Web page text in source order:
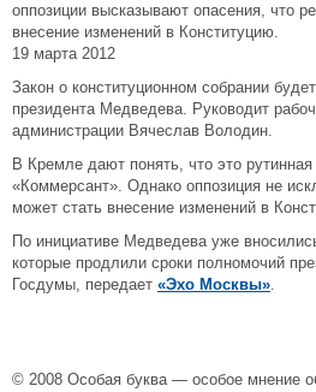
оппозиции высказывают опасения, что
внесение изменений в Конституцию.
19 марта 2012
Закон о конституционном собрании
президента Медведева. Руководит
администрации Вячеслав Володин.
В Кремле дают понять, что это рутинная
«Коммерсант». Однако оппозиция не
может стать внесение изменений в
По инициативе Медведева уже
которые продлили сроки полномочий
Госдумы, передает «Эхо Москвы».
© 2008 Особая буква — особое мнение